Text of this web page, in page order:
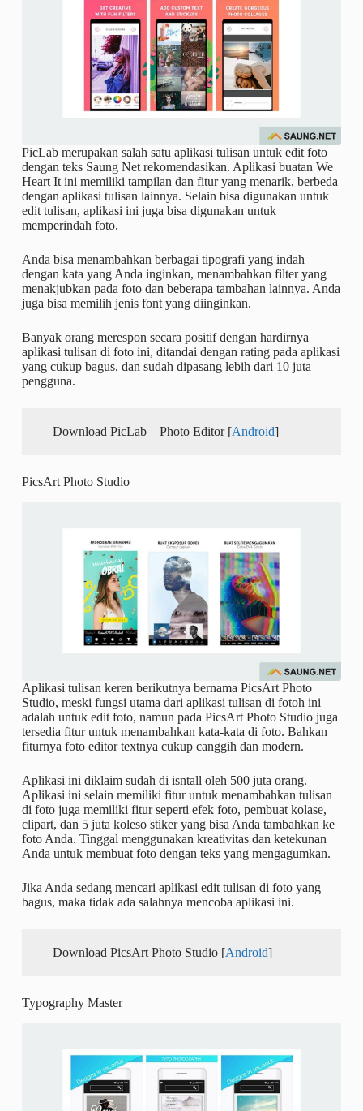
PicLab merupakan salah satu aplikasi tulisan untuk edit foto
dengan teks Saung Net rekomendasikan. Aplikasi buatan We
Heart It ini memiliki tampilan dan fitur yang menarik, berbeda
dengan aplikasi tulisan lainnya. Selain bisa digunakan untuk
edit tulisan, aplikasi ini juga bisa digunakan untuk
memperindah foto.
Anda bisa menambahkan berbagai tipografi yang indah
dengan kata yang Anda inginkan, menambahkan filter yang
menakjubkan pada foto dan beberapa tambahan lainnya. Anda
juga bisa memilih jenis font yang diinginkan.
Banyak orang merespon secara positif dengan hardirnya
aplikasi tulisan di foto ini, ditandai dengan rating pada aplikasi
yang cukup bagus, dan sudah dipasang lebih dari 10 juta
pengguna.
Download PicLab – Photo Editor [Android]
PicsArt Photo Studio
Aplikasi tulisan keren berikutnya bernama PicsArt Photo
Studio, meski fungsi utama dari aplikasi tulisan di fotoh ini
adalah untuk edit foto, namun pada PicsArt Photo Studio juga
tersedia fitur untuk menambahkan kata-kata di foto. Bahkan
fiturnya foto editor textnya cukup canggih dan modern.
Aplikasi ini diklaim sudah di isntall oleh 500 juta orang.
Aplikasi ini selain memiliki fitur untuk menambahkan tulisan
di foto juga memiliki fitur seperti efek foto, pembuat kolase,
clipart, dan 5 juta koleso stiker yang bisa Anda tambahkan ke
foto Anda. Tinggal menggunakan kreativitas dan ketekunan
Anda untuk membuat foto dengan teks yang mengagumkan.
Jika Anda sedang mencari aplikasi edit tulisan di foto yang
bagus, maka tidak ada salahnya mencoba aplikasi ini.
Download PicsArt Photo Studio [Android]
Typography Master